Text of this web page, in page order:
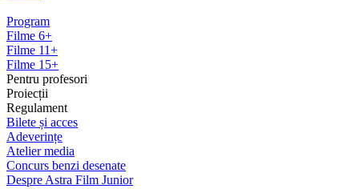
Program
Filme 6+
Filme 11+
Filme 15+
Pentru profesori
Proiecții
Regulament
Bilete și acces
Adeverințe
Atelier media
Concurs benzi desenate
Despre Astra Film Junior